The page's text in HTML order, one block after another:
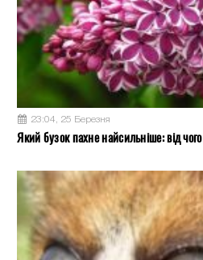
23:04, 25 Березня
Який бузок пахне найсильніше: від